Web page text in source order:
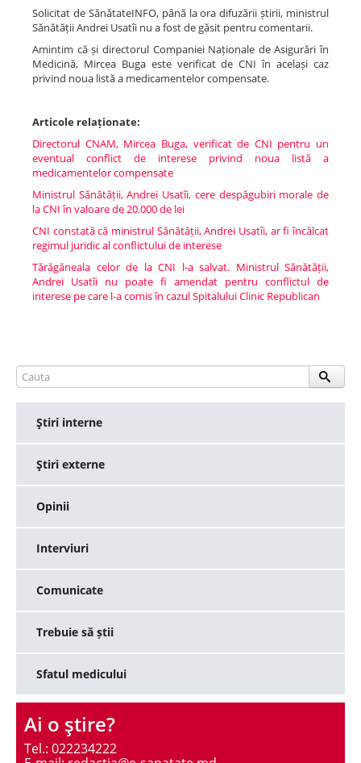
Solicitat de SănătateINFO, până la ora difuzării știrii, ministrul
Sănătății Andrei Usatîi nu a fost de găsit pentru comentarii.
Amintim că și directorul Companiei Naționale de Asigurări în
Medicină, Mircea Buga este verificat de CNI în același caz
privind noua listă a medicamentelor compensate.
Articole relaționate:
Directorul CNAM, Mircea Buga, verificat de CNI pentru un
eventual conflict de interese privind noua listă a
medicamentelor compensate
Ministrul Sănătății, Andrei Usatîi, cere despăgubiri morale de
la CNI în valoare de 20.000 de lei
CNI constată că ministrul Sănătății, Andrei Usatîi, ar fi încălcat
regimul juridic al conflictului de interese
Tărăgăneala celor de la CNI l-a salvat. Ministrul Sănătății,
Andrei Usatîi nu poate fi amendat pentru conflictul de
interese pe care l-a comis în cazul Spitalului Clinic Republican
Ştiri interne
Ştiri externe
Opinii
Interviuri
Comunicate
Trebuie să știi
Sfatul medicului
Ai o ştire?
Tel.: 022234222